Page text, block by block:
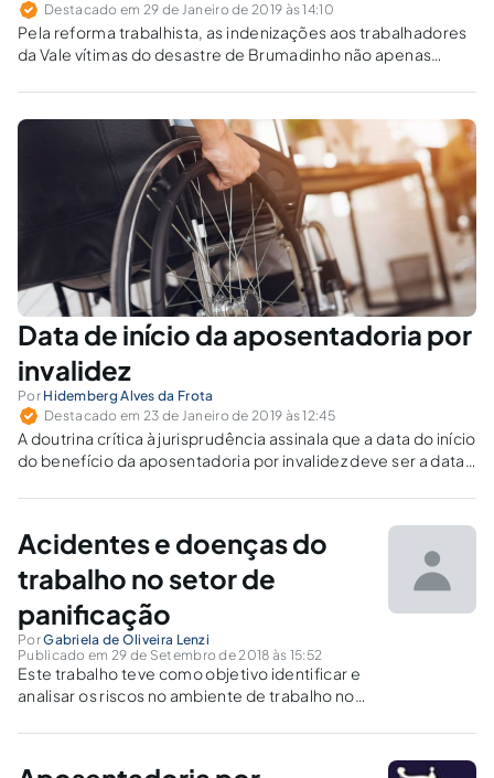
Destacado em 29 de Janeiro de 2019 às 14:10
Pela reforma trabalhista, as indenizações aos trabalhadores
da Vale vítimas do desastre de Brumadinho não apenas
salário do empregado.
Data de início da aposentadoria por
invalidez
Por Hidemberg Alves da Frota
Destacado em 23 de Janeiro de 2019 às 12:45
A doutrina crítica à jurisprudência assinala que a data do início
do benefício da aposentadoria por invalidez deve ser a data
benefício haver sido concedido na esfera administrativa ou
judicial, salvo quando não seja comprovar essa data.
Acidentes e doenças do
trabalho no setor de
panificação
PorGabriela de Oliveira Lenzi
Publicado em 29 de Setembro de 2018 às 15:52
Este trabalho teve como objetivo identificar e
analisar os riscos no ambiente de trabalho no
levantamento de dados de acidentes nesse